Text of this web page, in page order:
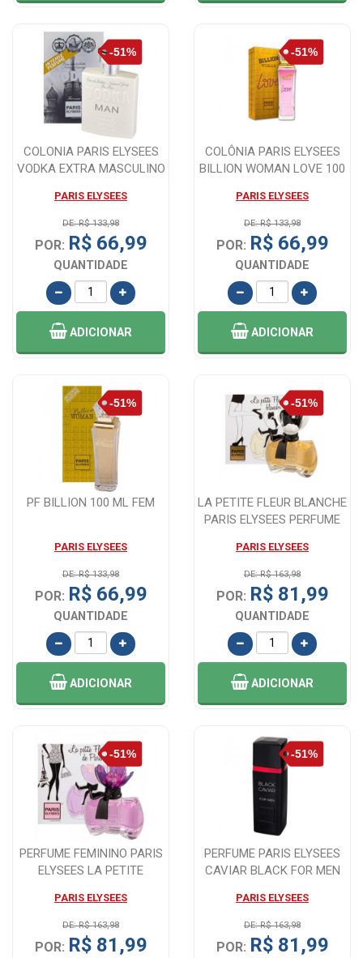
COLONIA PARIS ELYSEES
VODKA EXTRA MASCULINO
PARIS ELYSEES
DE: R$ 133,98
POR: R$ 66,99
QUANTIDADE
ADICIONAR
COLÔNIA PARIS ELYSEES
BILLION WOMAN LOVE 100
PARIS ELYSEES
DE: R$ 133,98
POR: R$ 66,99
QUANTIDADE
ADICIONAR
PF BILLION 100 ML FEM
PARIS ELYSEES
DE: R$ 133,98
POR: R$ 66,99
QUANTIDADE
ADICIONAR
LA PETITE FLEUR BLANCHE
PARIS ELYSEES PERFUME
PARIS ELYSEES
DE: R$ 163,98
POR: R$ 81,99
QUANTIDADE
ADICIONAR
PERFUME FEMININO PARIS
ELYSEES LA PETITE
PARIS ELYSEES
DE: R$ 163,98
POR: R$ 81,99
PERFUME PARIS ELYSEES
CAVIAR BLACK FOR MEN
PARIS ELYSEES
DE: R$ 163,98
POR: R$ 81,99